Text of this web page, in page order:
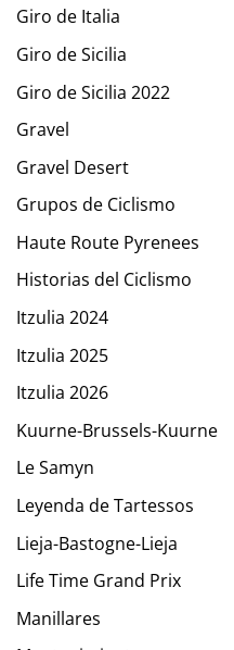
Giro de Italia
Giro de Sicilia
Giro de Sicilia 2022
Gravel
Gravel Desert
Grupos de Ciclismo
Haute Route Pyrenees
Historias del Ciclismo
Itzulia 2024
Itzulia 2025
Itzulia 2026
Kuurne-Brussels-Kuurne
Le Samyn
Leyenda de Tartessos
Lieja-Bastogne-Lieja
Life Time Grand Prix
Manillares